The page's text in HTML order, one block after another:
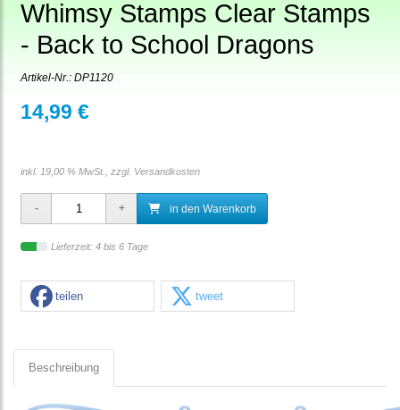
Whimsy Stamps Clear Stamps
- Back to School Dragons
Artikel-Nr.: DP1120
14,99 €
inkl. 19,00 % MwSt., zzgl. Versandkosten
in den Warenkorb
Lieferzeit: 4 bis 6 Tage
teilen tweet
Beschreibung